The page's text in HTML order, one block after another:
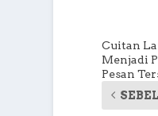
Cuitan
Menjadi
Pesan